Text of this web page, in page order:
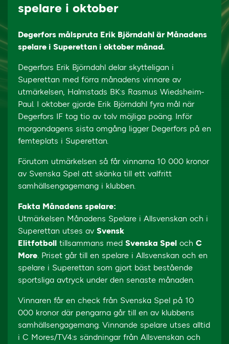
spelare i oktober
Degerfors målspruta Erik Björndahl är Månadens
spelare i Superettan i oktober månad.
Degerfors Erik Björndahl delar skytteligan i
Superettan med förra månadens vinnare av
utmärkelsen, Halmstads BK:s Rasmus Wiedsheim-
Paul. I oktober gjorde Erik Björndahl fyra mål när
Degerfors IF tog tio av tolv möjliga poäng. Inför
morgondagens sista omgång ligger Degerfors på en
femteplats i Superettan.
Förutom utmärkelsen så får vinnarna 10 000 kronor
av Svenska Spel att skänka till ett valfritt
samhällsengagemang i klubben.
Fakta Månadens spelare:
Utmärkelsen Månadens Spelare i Allsvenskan och i
Superettan utses av Svensk
Elitfotboll tillsammans med Svenska Spel och C
More. Priset går till en spelare i Allsvenskan och en
spelare i Superettan som gjort bäst bestående
sportsliga avtryck under den senaste månaden.
Vinnaren får en check från Svenska Spel på 10
000 kronor där pengarna går till en av klubbens
samhällsengagemang. Vinnande spelare utses alltid
i C Mores/TV4:s sändningar från Allsvenskan och